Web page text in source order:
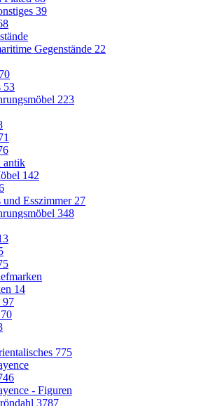
39
Gegenstände 22
53
223
antik
142
und Esszimmer 27
348
14
97
775
- Figuren
3787